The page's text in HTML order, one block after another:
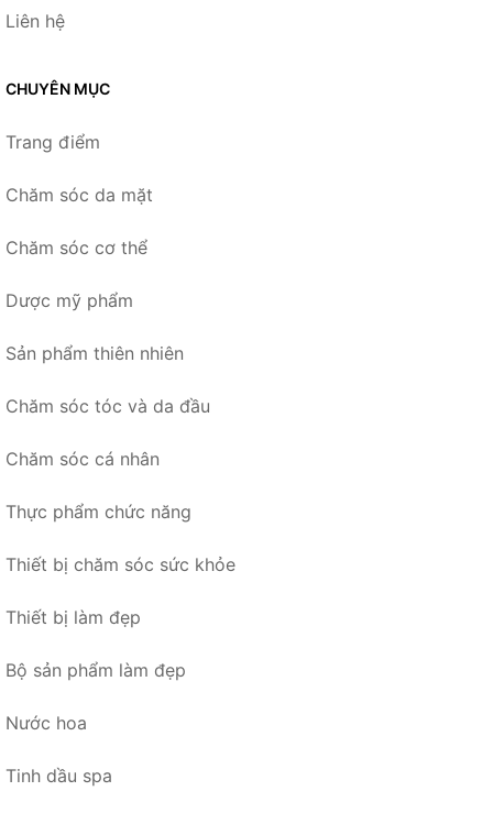
Liên hệ
CHUYÊN MỤC
Trang điểm
Chăm sóc da mặt
Chăm sóc cơ thể
Dược mỹ phẩm
Sản phẩm thiên nhiên
Chăm sóc tóc và da đầu
Chăm sóc cá nhân
Thực phẩm chức năng
Thiết bị chăm sóc sức khỏe
Thiết bị làm đẹp
Bộ sản phẩm làm đẹp
Nước hoa
Tinh dầu spa